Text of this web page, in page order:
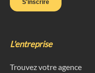
L'entreprise
Trouvez votre agence